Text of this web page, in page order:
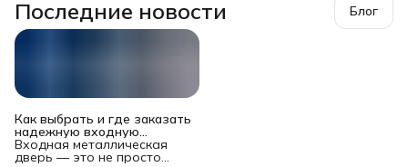
Последние новости Блог
Как выбрать и где заказать
надежную входную
металлическую дверь в
Новосибирске?
Входная металлическая
дверь — это не просто